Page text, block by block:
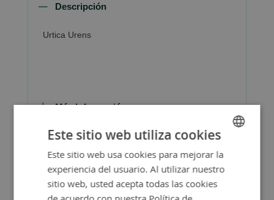
Descripción
Urtica Urens
Más Información
SPANISH
ENGLISH
Este sitio web utiliza cookies
Este sitio web usa cookies para mejorar la
experiencia del usuario. Al utilizar nuestro
sitio web, usted acepta todas las cookies